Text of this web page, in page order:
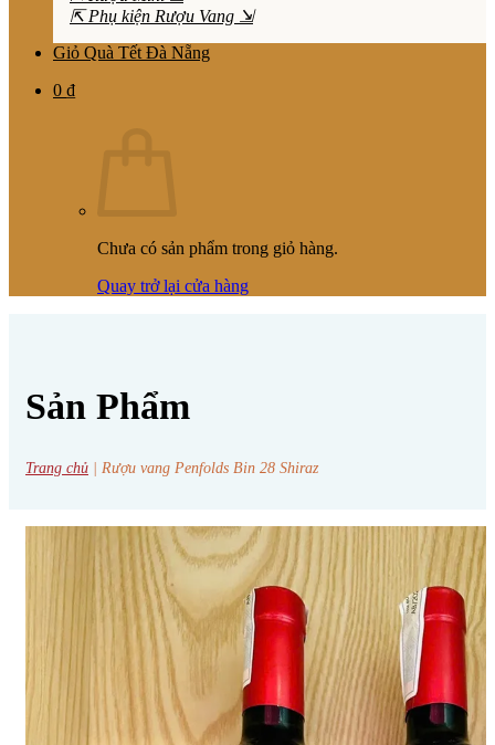
⇱ Phụ kiện Rượu Vang ⇲
Giỏ Quà Tết Đà Nẵng
0 ₫
Chưa có sản phẩm trong giỏ hàng.
Quay trở lại cửa hàng
Sản Phẩm
Trang chủ Rượu vang Penfolds Bin 28 Shiraz